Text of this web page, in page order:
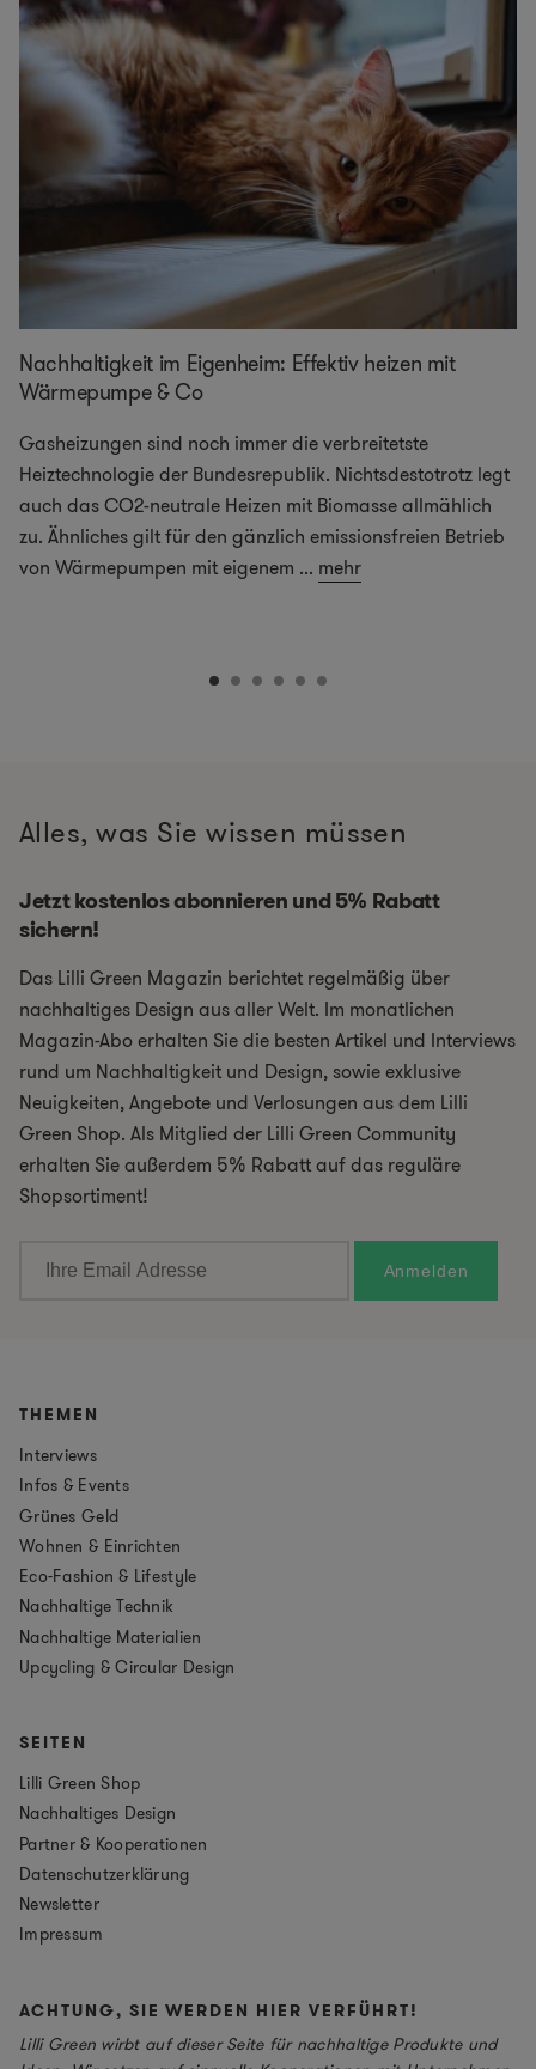
Nachhaltigkeit im Eigenheim: Effektiv heizen mit
Wärmepumpe & Co
Gasheizungen sind noch immer die verbreitetste
Heiztechnologie der Bundesrepublik. Nichtsdestotrotz legt
auch das CO2-neutrale Heizen mit Biomasse allmählich
zu. Ähnliches gilt für den gänzlich emissionsfreien Betrieb
von Wärmepumpen mit eigenem ... mehr
Alles, was Sie wissen müssen
Jetzt kostenlos abonnieren und 5% Rabatt
sichern!
Das Lilli Green Magazin berichtet regelmäßig über
nachhaltiges Design aus aller Welt. Im monatlichen
Magazin-Abo erhalten Sie die besten Artikel und Interviews
rund um Nachhaltigkeit und Design, sowie exklusive
Neuigkeiten, Angebote und Verlosungen aus dem Lilli
Green Shop. Als Mitglied der Lilli Green Community
erhalten Sie außerdem 5% Rabatt auf das reguläre
Shopsortiment!
THEMEN
Interviews
Infos & Events
Grünes Geld
Wohnen & Einrichten
Eco-Fashion & Lifestyle
Nachhaltige Technik
Nachhaltige Materialien
Upcycling & Circular Design
SEITEN
Lilli Green Shop
Nachhaltiges Design
Partner & Kooperationen
Datenschutzerklärung
Newsletter
Impressum
ACHTUNG, SIE WERDEN HIER VERFÜHRT!
Lilli Green wirbt auf dieser Seite für nachhaltige Produkte und